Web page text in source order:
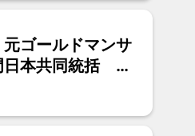
ゴールドマンサ
日本共同統括 田